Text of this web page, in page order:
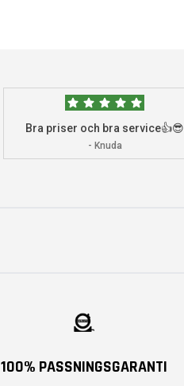
Bra priser och bra service👍😎
- Knuda
100% PASSNINGSGARANTI